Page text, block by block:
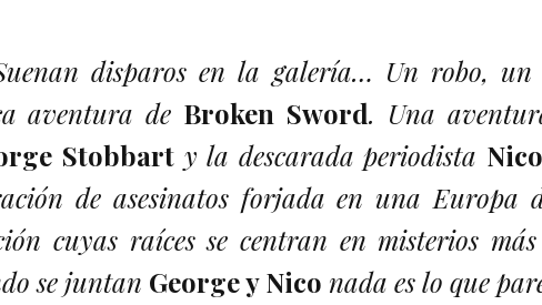
disparos en la galería… Un robo,
aventura de Broken Sword. Una
Stobbarty la descarada periodista
de asesinatos forjada en una Europa
cuyas raíces se centran en misterios
se juntan George y Nico nada es lo que